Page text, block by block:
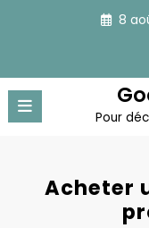
8
Pour
Acheter